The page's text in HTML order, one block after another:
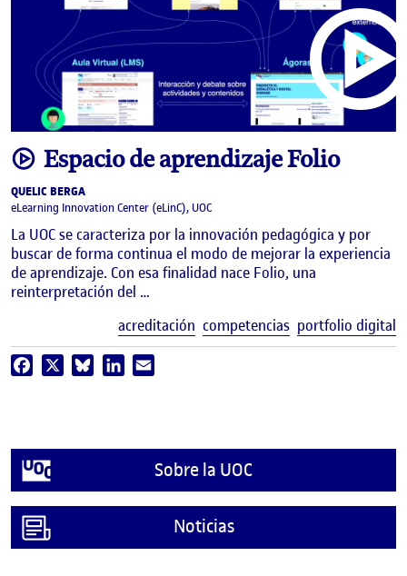
videoEspacio de aprendizaje Folio
QUELIC BERGA
eLearning Innovation Center (eLinC), UOC
La UOC se caracteriza por la innovación pedagógica y por
buscar de forma continua el modo de mejorar la experiencia
de aprendizaje. Con esa finalidad nace Folio, una
reinterpretación del …
acreditación competencias portfolio digital
Facebook BlueskyLinkedIn
Sobre la UOC
Noticias